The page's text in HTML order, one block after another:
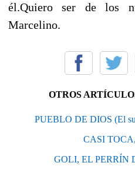
él.Quiero ser de los
Marcelino.
OTROS
PUEBLO DE DIOS (El
CASI
GOLI, EL PERRÍN